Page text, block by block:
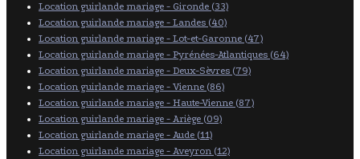
Location guirlande mariage - Gironde (33)
Location guirlande mariage - Landes (40)
Location guirlande mariage - Lot-et-Garonne (47)
Location guirlande mariage - Pyrénées-Atlantiques (64)
Location guirlande mariage - Deux-Sèvres (79)
Location guirlande mariage - Vienne (86)
Location guirlande mariage - Haute-Vienne (87)
Location guirlande mariage - Ariège (09)
Location guirlande mariage - Aude (11)
Location guirlande mariage - Aveyron (12)